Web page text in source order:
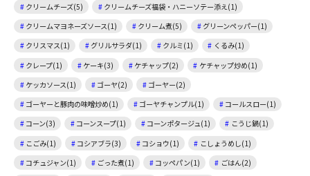
クリームチーズ(5)
クリームチーズ福袋・ハニーソテー添え(1)
クリームマヨネーズソース(1)
クリーム煮(5)
グリーンペッパー(1)
クリスマス(1)
グリルサラダ(1) クルミ(1)
くるみ(1)
クレープ(1)
ケーキ(3) ケチャップ(2)
ケチャップ炒め(1)
ケッカソース(1)
ゴーヤ(2)
ゴーヤー(2)
ゴーヤーと豚肉の味噌炒め(1)
ゴーヤチャンプル(1)
コールスロー(1)
コーン(3)
コーンスープ(1) コーンポタージュ(1)
こうじ鍋(1)
こごみ(1)
コシアブラ(3) コショウ(1)
こしょうめし(1)
コチュジャン(1)
ごった煮(1) コッペパン(1)
ごはん(2)